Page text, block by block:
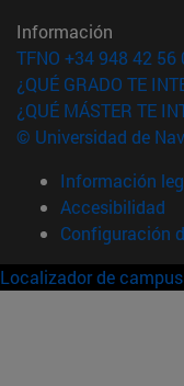
Información
TFNO +34 948 42 56
¿QUÉ GRADO TE
¿QUÉ MÁSTER TE
© Universidad de
Información
Accesibilidad
Configuración
Localizador de campus